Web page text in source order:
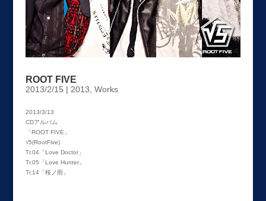
ROOT FIVE
2013/2/15 | 2013 Works
2013/3/13
CDアルバム
「ROOT FIVE」
√5(RootFive)
Tr.04「Love Doctor」
Tr.05「Love Hunter」
Tr.14「桜ノ雨」